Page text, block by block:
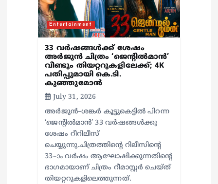
Entertainment
33 വർഷങ്ങൾക്ക് ശേഷം
അർജുൻ ചിത്രം ‘ജെന്റിൽമാൻ’
വീണ്ടും തിയറ്ററുകളിലേക്ക്; 4K
പതിപ്പുമായി കെ.ടി.
കുഞ്ഞുമോൻ
July 31, 2026
അർജുൻ–ശങ്കർ കൂട്ടുകെട്ടിൽ പിറന്ന
‘ജെന്റിൽമാൻ’ 33 വർഷങ്ങൾക്കു
ശേഷം റീറിലീസ്
ചെയ്യുന്നു.ചിത്രത്തിന്റെ റിലീസിന്റെ
33–ാം വർഷം ആഘോഷിക്കുന്നതിന്റെ
ഭാഗമായാണ് ചിത്രം റീമാസ്റ്റർ ചെയ്ത്
തിയറ്ററുകളിലെത്തുന്നത്.